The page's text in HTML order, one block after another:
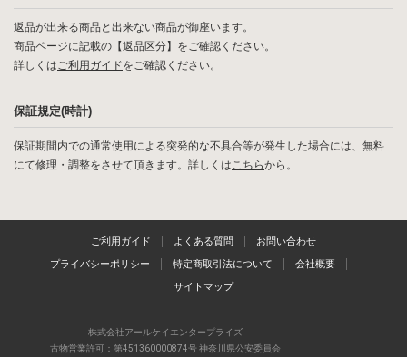
返品が出来る商品と出来ない商品が御座います。
商品ページに記載の【返品区分】をご確認ください。
詳しくはご利用ガイドをご確認ください。
保証規定(時計)
保証期間内での通常使用による突発的な不具合等が発生した場合には、無料
にて修理・調整をさせて頂きます。詳しくはこちらから。
ご利用ガイド よくある質問 お問い合わせ
プライバシーポリシー 特定商取引法について 会社概要
サイトマップ
株式会社アールケイエンタープライズ
古物営業許可：第451360000874号 神奈川県公安委員会